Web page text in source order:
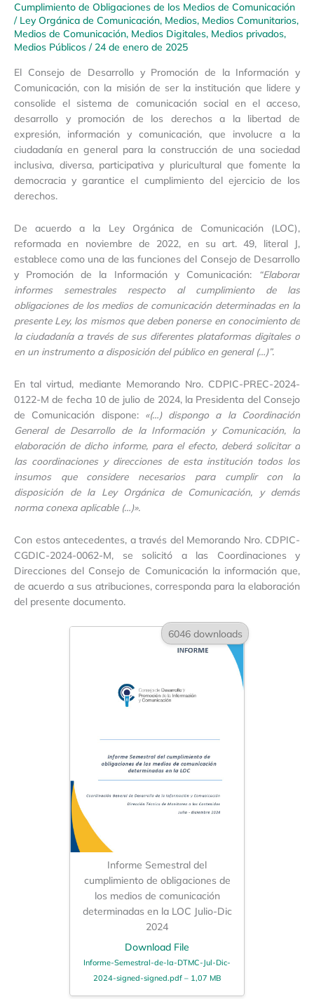
Cumplimiento de Obligaciones de los Medios de Comunicación
/ Ley Orgánica de Comunicación, Medios, Medios Comunitarios,
Medios de Comunicación, Medios Digitales, Medios privados,
Medios Públicos / 24 de enero de 2025
El Consejo de Desarrollo y Promoción de la Información y
Comunicación, con la misión de ser la institución que lidere y
consolide el sistema de comunicación social en el acceso,
desarrollo y promoción de los derechos a la libertad de
expresión, información y comunicación, que involucre a la
ciudadanía en general para la construcción de una sociedad
inclusiva, diversa, participativa y pluricultural que fomente la
democracia y garantice el cumplimiento del ejercicio de los
derechos.
De acuerdo a la Ley Orgánica de Comunicación (LOC),
reformada en noviembre de 2022, en su art. 49, literal J,
establece como una de las funciones del Consejo de Desarrollo
y Promoción de la Información y Comunicación:
“Elaborar
informes semestrales respecto al cumplimiento de las
obligaciones de los medios de comunicación determinadas en la
presente Ley, los mismos que deben ponerse en conocimiento de
la ciudadanía a través de sus diferentes plataformas digitales o
en un instrumento a disposición del público en general (…)”.
En tal virtud, mediante Memorando Nro. CDPIC-PREC-2024-
0122-M de fecha 10 de julio de 2024, la Presidenta del Consejo
de Comunicación dispone: «(…) dispongo a la Coordinación
General de Desarrollo de la Información y Comunicación, la
elaboración de dicho informe, para el efecto, deberá solicitar a
las coordinaciones y direcciones de esta institución todos los
insumos que considere necesarios para cumplir con la
disposición de la Ley Orgánica de Comunicación, y demás
norma conexa aplicable (…)».
Con estos antecedentes, a través del Memorando Nro. CDPIC-
CGDIC-2024-0062-M, se solicitó a las Coordinaciones y
Direcciones del Consejo de Comunicación la información que,
de acuerdo a sus atribuciones, corresponda para la elaboración
del presente documento.
6046 downloads
Informe Semestral del
cumplimiento de obligaciones de
los medios de comunicación
determinadas en la LOC Julio-Dic
2024
Download File
Informe-Semestral-de-la-DTMC-Jul-Dic-
2024-signed-signed.pdf – 1,07 MB